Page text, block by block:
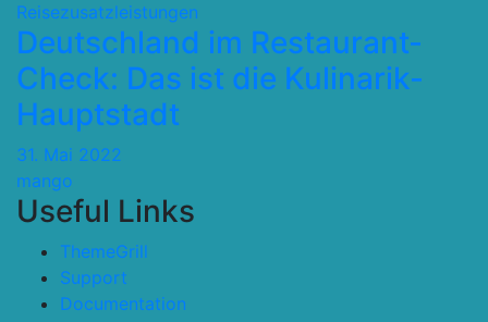
Reisezusatzleistungen
Deutschland im Restaurant-
Check: Das ist die Kulinarik-
Hauptstadt
31. Mai 2022
mango
Useful Links
ThemeGrill
Support
Documentation